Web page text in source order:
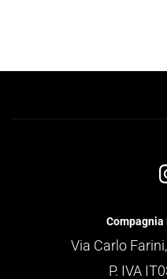
Compagnia
Via Carlo
P. IVA